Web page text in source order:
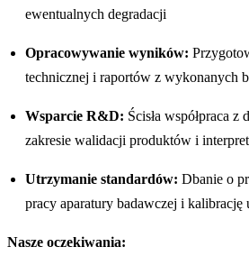
ewentualnych degradacji
Opracowywanie wyników:
technicznej i raportów z wykonanych
Wsparcie R&D: Ścisła współpraca
zakresie walidacji produktów i
Utrzymanie standardów: Dbanie o
pracy aparatury badawczej i kalibrację
Nasze oczekiwania: